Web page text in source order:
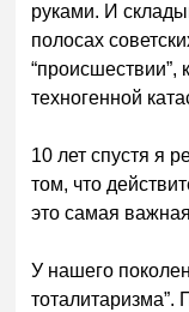
руками. И
полосах
“происшествии”,
техногенной
10 лет спустя я
том, что
это самая
У нашего
тоталитаризма”.